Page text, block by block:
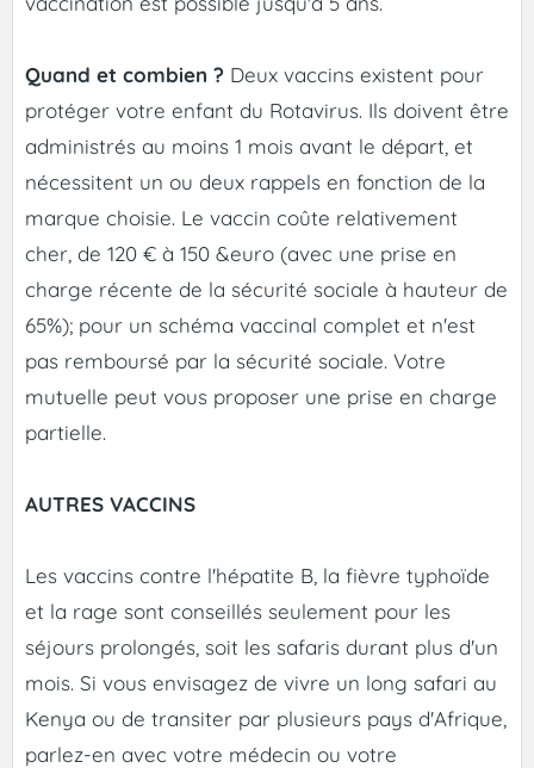
Quand et combien ? Deux vaccins existent pour
protéger votre enfant du Rotavirus. Ils doivent être
administrés au moins 1 mois avant le départ, et
nécessitent un ou deux rappels en fonction de la
marque choisie. Le vaccin coûte relativement
cher, de 120 € à 150 &euro (avec une prise en
charge récente de la sécurité sociale à hauteur de
65%); pour un schéma vaccinal complet et n'est
pas remboursé par la sécurité sociale. Votre
mutuelle peut vous proposer une prise en charge
partielle.
AUTRES VACCINS
Les vaccins contre l'hépatite B, la fièvre typhoïde
et la rage sont conseillés seulement pour les
séjours prolongés, soit les safaris durant plus d'un
mois. Si vous envisagez de vivre un long safari au
Kenya ou de transiter par plusieurs pays d'Afrique,
parlez-en avec votre médecin ou votre